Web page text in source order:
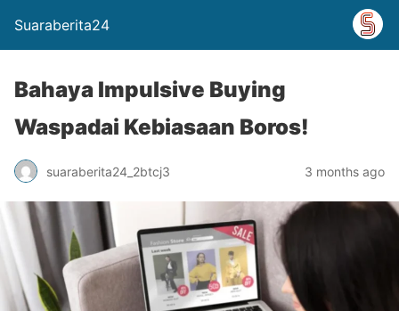
Suaraberita24
Bahaya Impulsive Buying
Waspadai Kebiasaan Boros!
suaraberita24_2btcj3 3 months ago